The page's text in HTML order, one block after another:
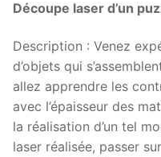
Découpe laser d’un
Description : Venez
d’objets qui
allez apprendre les
avec l’épaisseur des
la réalisation d’un tel
laser réalisée, passer